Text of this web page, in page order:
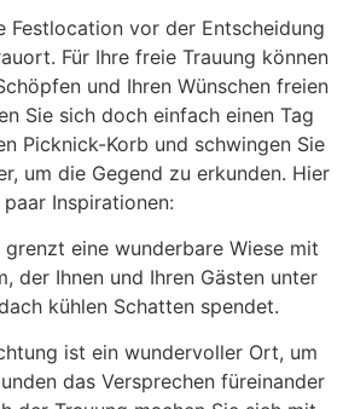
Festlocation vor der Entscheidung
Für Ihre freie Trauung können
und Ihren Wünschen freien
Sie sich doch einfach einen Tag
Picknick-Korb und schwingen Sie
um die Gegend zu erkunden. Hier
paar Inspirationen:
eine wunderbare Wiese mit
der Ihnen und Ihren Gästen unter
kühlen Schatten spendet.
ist ein wundervoller Ort, um
das Versprechen füreinander